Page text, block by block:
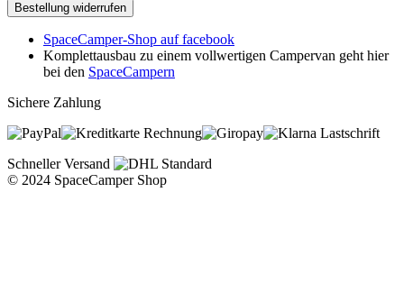
Bestellung widerrufen
SpaceCamper-Shop auf facebook
Komplettausbau zu einem vollwertigen Campervan geht hier
bei den SpaceCampern
Sichere Zahlung
Rechnung
Lastschrift
Schneller Versand
© 2024 SpaceCamper Shop